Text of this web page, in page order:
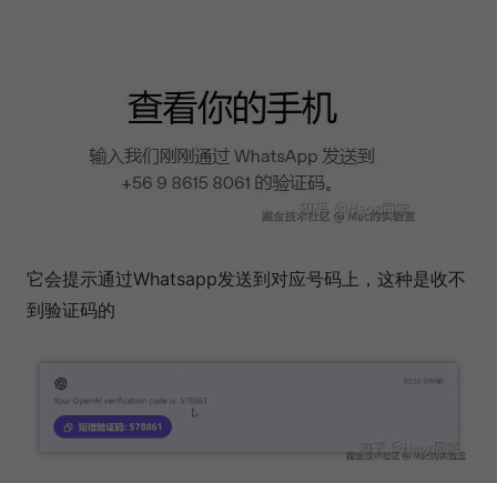
它会提示通过Whatsapp发送到对应号码上，这种是收不
到验证码的